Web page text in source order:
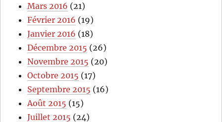
Mars 2016 (21)
Février 2016 (19)
Janvier 2016 (18)
Décembre 2015 (26)
Novembre 2015 (20)
Octobre 2015 (17)
Septembre 2015 (16)
Août 2015 (15)
Juillet 2015 (24)